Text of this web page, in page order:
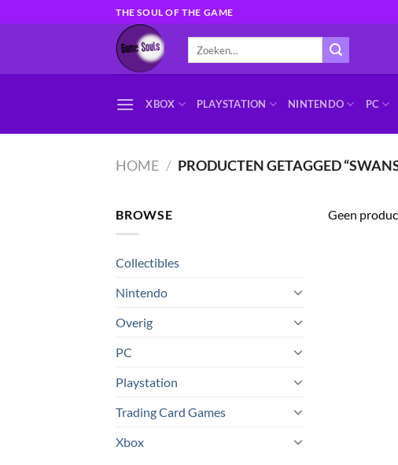
naar
THE SOUL OF THE GAME
XBOX PLAYSTATION NINTENDO PC
HOME / PRODUCTEN GETAGGED
BROWSE
Collectibles
Nintendo
Overig
PC
Playstation
Trading Card Games
Xbox
Geen